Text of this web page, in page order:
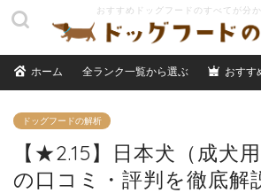
ホーム 全ランク一覧から選ぶ おすす
N
ドッグフードの解析
【★2.15】日本犬（成犬
の口コミ・評判を徹底解